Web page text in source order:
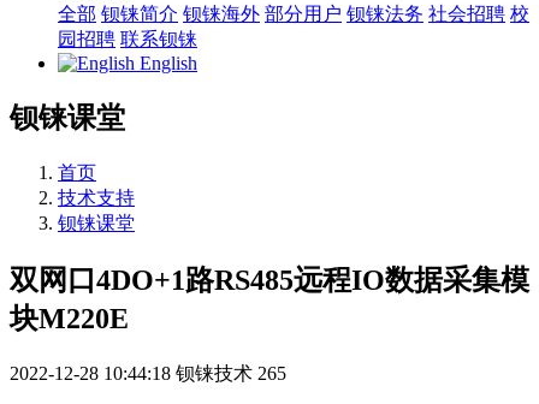
全部 钡铼简介 钡铼海外 部分用户 钡铼法务 社会招聘 校
园招聘 联系钡铼
English
钡铼课堂
首页
技术支持
钡铼课堂
双网口4DO+1路RS485远程IO数据采集模
块M220E
2022-12-28 10:44:18 钡铼技术 265